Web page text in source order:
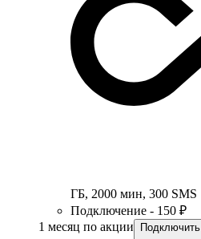
ГБ, 2000 мин, 300 SMS
Подключение - 150 ₽
1 месяц по акции
Подключить